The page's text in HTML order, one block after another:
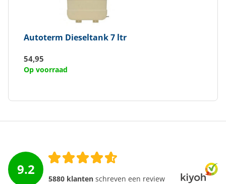
Autoterm Dieseltank 7 ltr
54,95
Op voorraad
9.2
5880 klanten schreven een review